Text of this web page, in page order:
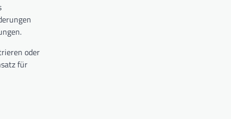
oder
für